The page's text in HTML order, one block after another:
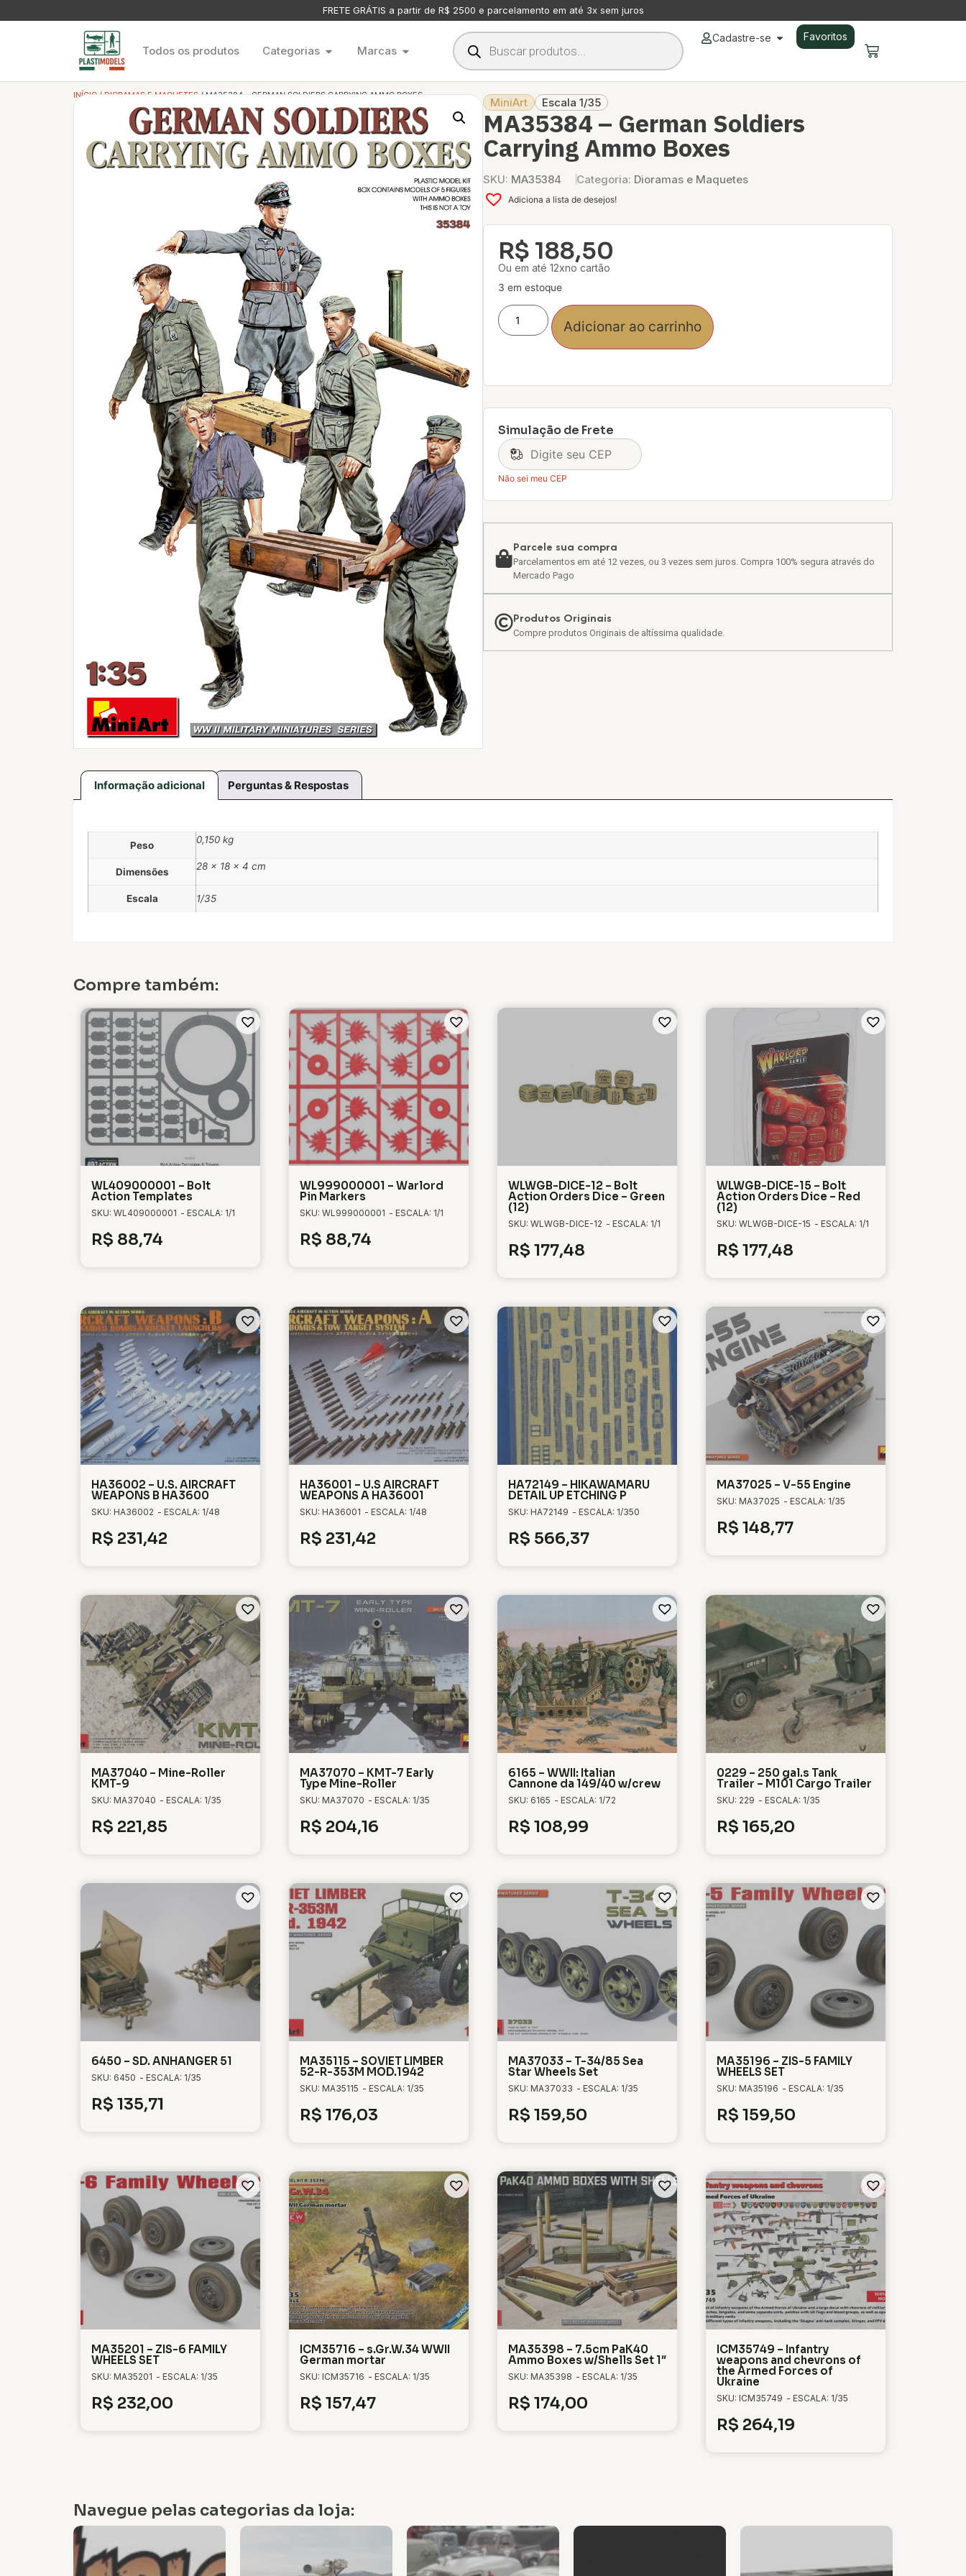
FRETE GRÁTIS a partir de R$ 2500 e parcelamento em até 3x sem juros
Todos os produtos Categorias Marcas
Cadastre-se Favoritos
INÍCIO/DIORAMAS E MAQUETES/ MA35384 – GERMAN SOLDIERS CARRYING AMMO BOXES
MiniArt Escala 1/35
MA35384 – German Soldiers
Carrying Ammo Boxes
SKU: MA35384 Categoria: Dioramas e Maquetes
Adiciona a lista de desejos!
R$ 188,50
Ou em até 12xno cartão
3 em estoque
Adicionar ao carrinho
Simulação de Frete
Não sei meu CEP
Parcele sua compra
Parcelamentos em até 12 vezes, ou 3 vezes sem juros. Compra 100% segura através do
Mercado Pago
Produtos Originais
Compre produtos Originais de altíssima qualidade.
Informação adicional Perguntas & Respostas
Peso 0,150 kg
Dimensões 28 × 18 × 4 cm
Escala 1/35
Compre também:
WL409000001 – Bolt
Action Templates
SKU: WL409000001 - ESCALA: 1/1
R$ 88,74
WL999000001 – Warlord
Pin Markers
SKU: WL999000001 - ESCALA: 1/1
R$ 88,74
WLWGB-DICE-12 – Bolt
Action Orders Dice – Green
(12)
SKU: WLWGB-DICE-12 - ESCALA: 1/1
R$ 177,48
WLWGB-DICE-15 – Bolt
Action Orders Dice – Red
(12)
SKU: WLWGB-DICE-15 - ESCALA: 1/1
R$ 177,48
HA36002 – U.S. AIRCRAFT
WEAPONS B HA3600
SKU: HA36002 - ESCALA: 1/48
R$ 231,42
HA36001 – U.S AIRCRAFT
WEAPONS A HA36001
SKU: HA36001 - ESCALA: 1/48
R$ 231,42
HA72149 – HIKAWAMARU
DETAIL UP ETCHING P
SKU: HA72149 - ESCALA: 1/350
R$ 566,37
MA37025 – V-55 Engine
SKU: MA37025 - ESCALA: 1/35
R$ 148,77
MA37040 – Mine-Roller
KMT-9
SKU: MA37040 - ESCALA: 1/35
R$ 221,85
MA37070 – KMT-7 Early
Type Mine-Roller
SKU: MA37070 - ESCALA: 1/35
R$ 204,16
6165 – WWII: Italian
Cannone da 149/40 w/crew
SKU: 6165 - ESCALA: 1/72
R$ 108,99
0229 – 250 gal.s Tank
Trailer – M101 Cargo Trailer
SKU: 229 - ESCALA: 1/35
R$ 165,20
6450 – SD. ANHANGER 51
SKU: 6450 - ESCALA: 1/35
R$ 135,71
MA35115 – SOVIET LIMBER
52-R-353M MOD.1942
SKU: MA35115 - ESCALA: 1/35
R$ 176,03
MA37033 – T-34/85 Sea
Star Wheels Set
SKU: MA37033 - ESCALA: 1/35
R$ 159,50
MA35196 – ZIS-5 FAMILY
WHEELS SET
SKU: MA35196 - ESCALA: 1/35
R$ 159,50
MA35201 – ZIS-6 FAMILY
WHEELS SET
SKU: MA35201 - ESCALA: 1/35
R$ 232,00
ICM35716 – s.Gr.W.34 WWII
German mortar
SKU: ICM35716 - ESCALA: 1/35
R$ 157,47
MA35398 – 7.5cm PaK40
Ammo Boxes w/Shells Set 1″
SKU: MA35398 - ESCALA: 1/35
R$ 174,00
ICM35749 – Infantry
weapons and chevrons of
the Armed Forces of
Ukraine
SKU: ICM35749 - ESCALA: 1/35
R$ 264,19
Navegue pelas categorias da loja: